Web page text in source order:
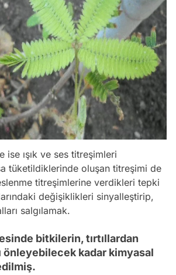
ise ışık ve ses titreşimleri
tüketildiklerinde oluşan titreşimi de
titreşimlerine verdikleri tepki
değişiklikleri sinyalleştirip,
salgılamak.
bitkilerin, tırtıllardan
önleyebilecek kadar kimyasal